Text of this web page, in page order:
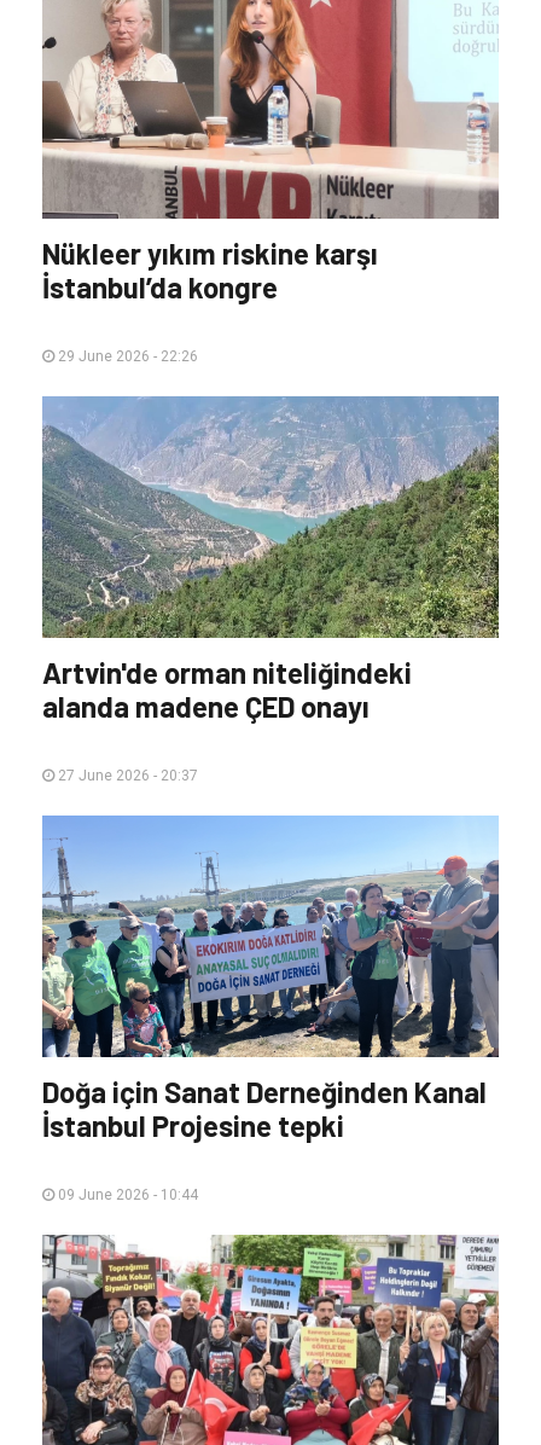
Nükleer yıkım riskine karşı
İstanbul’da kongre
29 June 2026 - 22:26
Artvin'de orman niteliğindeki
alanda madene ÇED onayı
27 June 2026 - 20:37
Doğa için Sanat Derneğinden Kanal
İstanbul Projesine tepki
09 June 2026 - 10:44